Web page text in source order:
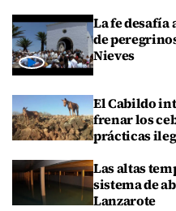
La fe
de
Nieves
El Cabildo
frenar los
prácticas
Las altas
sistema de
Lanzarote